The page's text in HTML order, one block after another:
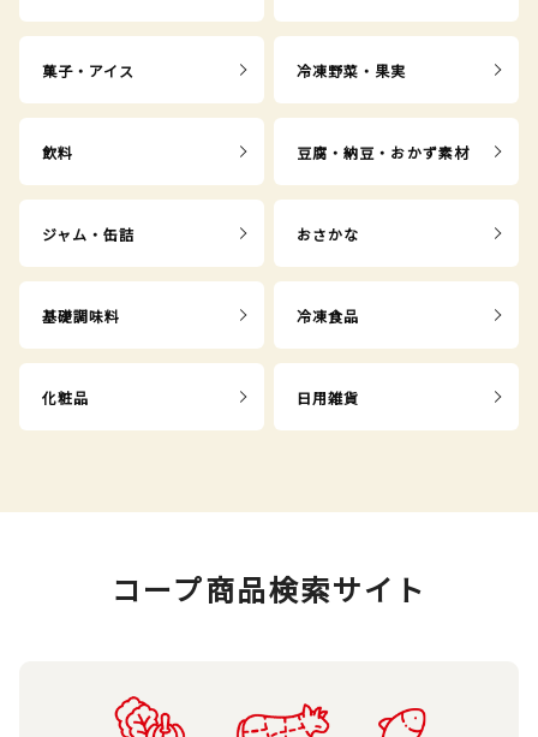
菓子・アイス 冷凍野菜・果実
飲料 豆腐・納豆・おかず素材
ジャム・缶詰 おさかな
基礎調味料 冷凍食品
化粧品 日用雑貨
コープ商品検索サイト